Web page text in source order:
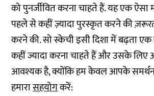
को पुनर्जीवित करना चाहते हैं. यह एक
पहले से कहीं ज़्यादा पुरस्कृत करने की
करने की. सो स्केची इसी दिशा में बढ़ता
कहीं ज्यादा करना चाहते हैं और उसके
आवश्यक है, क्योंकि हम केवल आपके
हमारासहयोगकरें: